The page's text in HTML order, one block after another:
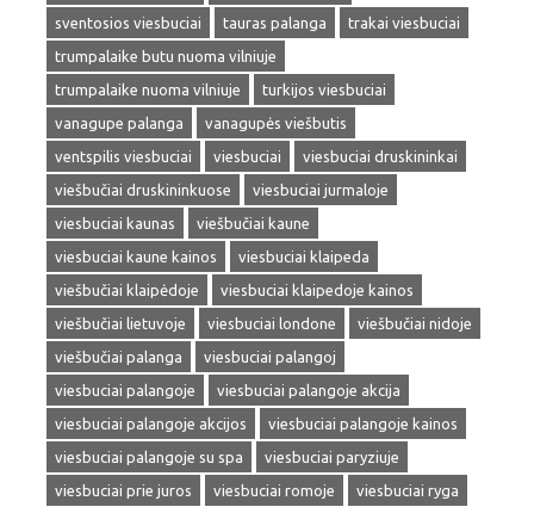
sventosios viesbuciai
tauras palanga
trakai viesbuciai
trumpalaike butu nuoma vilniuje
trumpalaike nuoma vilniuje
turkijos viesbuciai
vanagupe palanga
vanagupės viešbutis
ventspilis viesbuciai
viesbuciai
viesbuciai druskininkai
viešbučiai druskininkuose
viesbuciai jurmaloje
viesbuciai kaunas
viešbučiai kaune
viesbuciai kaune kainos
viesbuciai klaipeda
viešbučiai klaipėdoje
viesbuciai klaipedoje kainos
viešbučiai lietuvoje
viesbuciai londone
viešbučiai nidoje
viešbučiai palanga
viesbuciai palangoj
viesbuciai palangoje
viesbuciai palangoje akcija
viesbuciai palangoje akcijos
viesbuciai palangoje kainos
viesbuciai palangoje su spa
viesbuciai paryziuje
viesbuciai prie juros
viesbuciai romoje
viesbuciai ryga